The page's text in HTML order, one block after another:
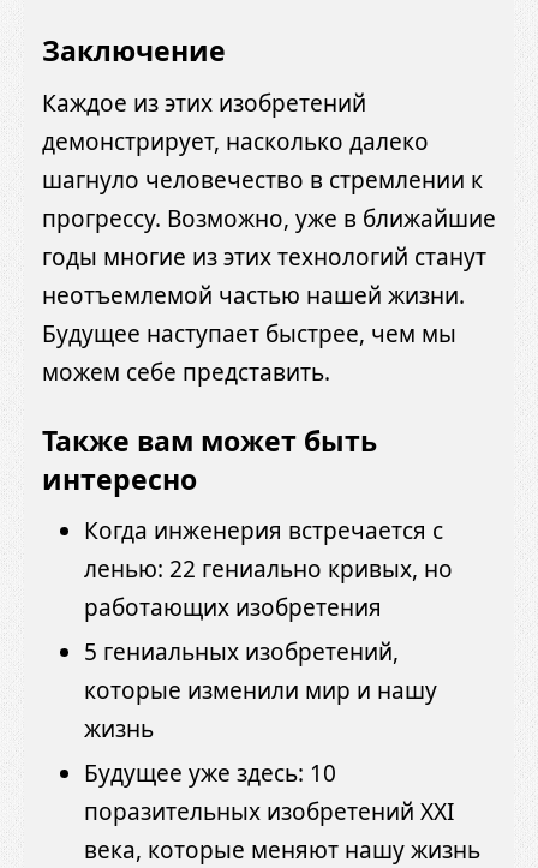
Заключение
Каждое из этих изобретений
демонстрирует, насколько далеко
шагнуло человечество в стремлении к
прогрессу. Возможно, уже в ближайшие
годы многие из этих технологий станут
неотъемлемой частью нашей жизни.
Будущее наступает быстрее, чем мы
можем себе представить.
Также вам может быть
интересно
Когда инженерия встречается с
ленью: 22 гениально кривых, но
работающих изобретения
5 гениальных изобретений,
которые изменили мир и нашу
жизнь
Будущее уже здесь: 10
поразительных изобретений XXI
века, которые меняют нашу жизнь